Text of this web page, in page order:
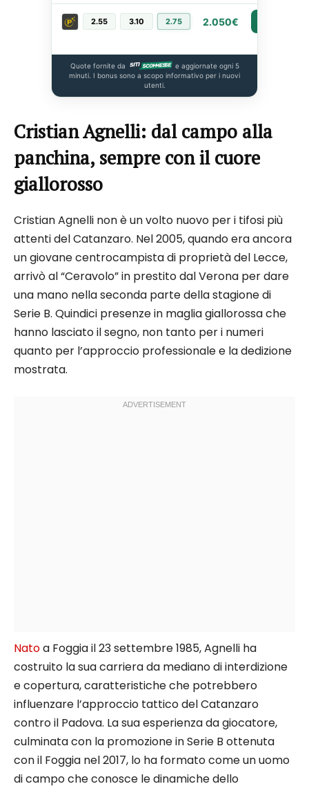
2.55 3.10 2.75 2.050€
Quote fornite da
e aggiornate ogni 5
minuti. I bonus sono a scopo informativo per i nuovi
utenti.
Cristian Agnelli: dal campo alla
panchina, sempre con il cuore
giallorosso
Cristian Agnelli non è un volto nuovo per i tifosi più
attenti del Catanzaro. Nel 2005, quando era ancora
un giovane centrocampista di proprietà del Lecce,
arrivò al “Ceravolo” in prestito dal Verona per dare
una mano nella seconda parte della stagione di
Serie B. Quindici presenze in maglia giallorossa che
hanno lasciato il segno, non tanto per i numeri
quanto per l’approccio professionale e la dedizione
mostrata.
Natoa Foggia il 23 settembre 1985, Agnelli ha
costruito la sua carriera da mediano di interdizione
e copertura, caratteristiche che potrebbero
influenzare l’approccio tattico del Catanzaro
contro il Padova. La sua esperienza da giocatore,
culminata con la promozione in Serie B ottenuta
con il Foggia nel 2017, lo ha formato come un uomo
di campo che conosce le dinamiche dello